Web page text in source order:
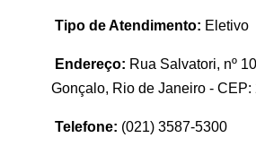
Tipo de Atendimento: Eletivo
Endereço: Rua Salvatori, nº
Gonçalo, Rio de Janeiro - CEP:
Telefone: (021) 3587-5300